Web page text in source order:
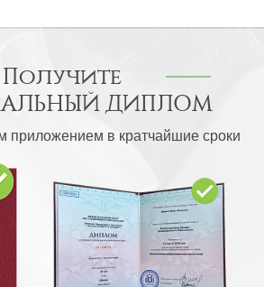
Получите
ДИПЛОМ
приложением в кратчайшие сроки